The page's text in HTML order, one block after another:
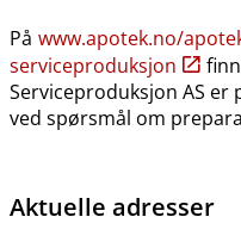
På www.apotek.no​/​
serviceproduksjon
Serviceproduksjon AS
ved spørsmål om
Aktuelle adresser